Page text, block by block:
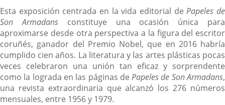
Esta exposición centrada en la vida editorial dePapeles de
Son Armadans constituye una ocasión única para
aproximarse desde otra perspectiva a la figura del escritor
coruñés, ganador del Premio Nobel, que en 2016 habría
cumplido cien años. La literatura y las artes plásticas pocas
veces celebraron una unión tan eficaz y sorprendente
como la lograda en las páginas dePapeles de Son Armadans,
una revista extraordinaria que alcanzó los 276 números
mensuales, entre 1956 y 1979.